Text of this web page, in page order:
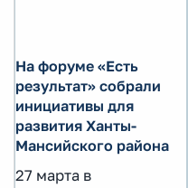
На форуме «Есть
результат» собрали
инициативы для
развития Ханты-
Мансийского района
27 марта в